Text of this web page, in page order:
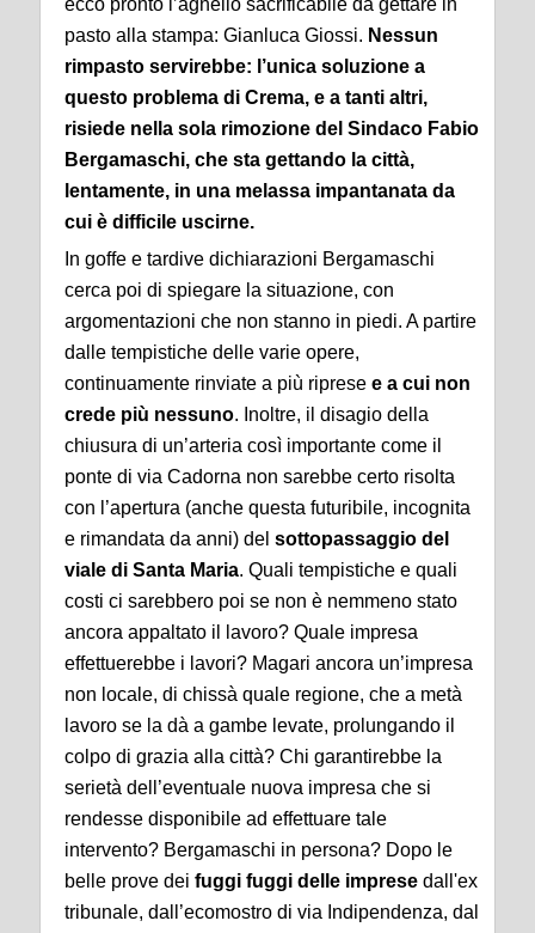
ecco pronto l’agnello sacrificabile da gettare in
pasto alla stampa: Gianluca Giossi. Nessun
rimpasto servirebbe: l’unica soluzione a
questo problema di Crema, e a tanti altri,
risiede nella sola rimozione del Sindaco Fabio
Bergamaschi, che sta gettando la città,
lentamente, in una melassa impantanata da
cui è difficile uscirne.
In goffe e tardive dichiarazioni Bergamaschi
cerca poi di spiegare la situazione, con
argomentazioni che non stanno in piedi. A partire
dalle tempistiche delle varie opere,
continuamente rinviate a più riprese e a cui non
crede più nessuno. Inoltre, il disagio della
chiusura di un’arteria così importante come il
ponte di via Cadorna non sarebbe certo risolta
con l’apertura (anche questa futuribile, incognita
e rimandata da anni) del sottopassaggio del
viale di Santa Maria. Quali tempistiche e quali
costi ci sarebbero poi se non è nemmeno stato
ancora appaltato il lavoro? Quale impresa
effettuerebbe i lavori? Magari ancora un’impresa
non locale, di chissà quale regione, che a metà
lavoro se la dà a gambe levate, prolungando il
colpo di grazia alla città? Chi garantirebbe la
serietà dell’eventuale nuova impresa che si
rendesse disponibile ad effettuare tale
intervento? Bergamaschi in persona? Dopo le
belle prove dei fuggi fuggi delle imprese dall'ex
tribunale, dall’ecomostro di via Indipendenza, dal